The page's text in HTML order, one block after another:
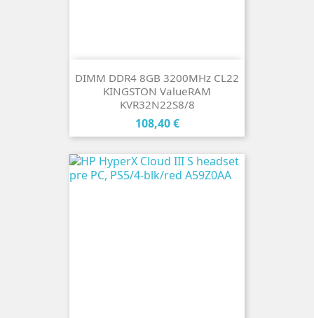
DIMM DDR4 8GB 3200MHz CL22
KINGSTON ValueRAM
KVR32N22S8/8
Cena
108,40 €